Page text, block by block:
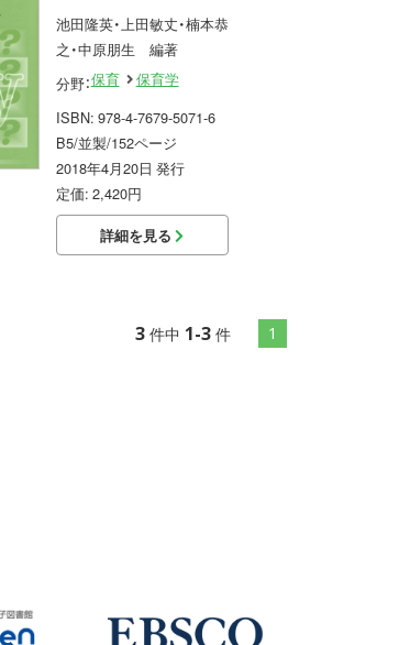
池田隆英・上田敏丈・楠本恭
之・中原朋生 編著
分野：保育
保育学
ISBN: 978-4-7679-5071-6
B5/並製/152ページ
2018年4月20日 発行
定価: 2,420円
詳細を見る
3 件中 1-3 件 1